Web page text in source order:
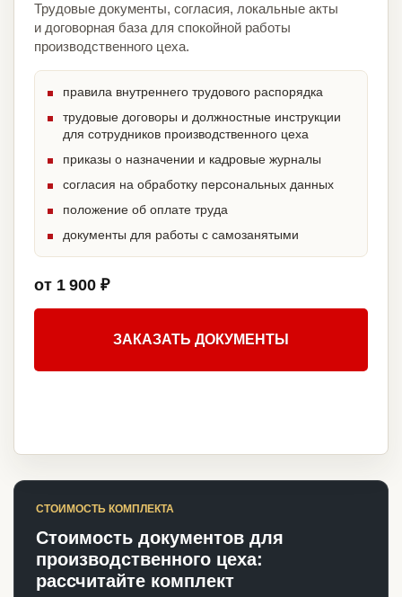
Трудовые документы, согласия, локальные акты
и договорная база для спокойной работы
производственного цеха.
правила внутреннего трудового распорядка
трудовые договоры и должностные инструкции
для сотрудников производственного цеха
приказы о назначении и кадровые журналы
согласия на обработку персональных данных
положение об оплате труда
документы для работы с самозанятыми
от 1 900 ₽
ЗАКАЗАТЬ ДОКУМЕНТЫ
СТОИМОСТЬ КОМПЛЕКТА
Стоимость документов для
производственного цеха:
рассчитайте комплект